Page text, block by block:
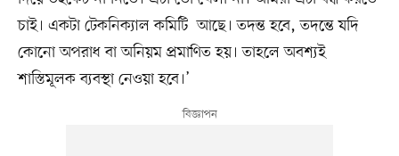
চাই। একটা টেকনিক্যাল কমিটি আছে। তদন্ত হবে, তদন্তে যদি
কোনো অপরাধ বা অনিয়ম প্রমাণিত হয়। তাহলে অবশ্যই
শাস্তিমূলক ব্যবস্থা নেওয়া হবে।’